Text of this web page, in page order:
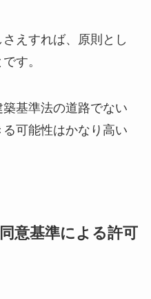
えすれば、原則とし
す。
基準法の道路でない
可能性はかなり高い
意基準による許可